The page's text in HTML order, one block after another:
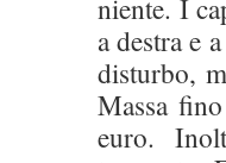
niente. I
a destra e
disturbo,
Massa
euro.